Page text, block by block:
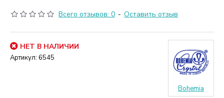
Всего отзывов: 0 - Оставить отзыв
НЕТ В НАЛИЧИИ
Артикул: 6545
Bohemia